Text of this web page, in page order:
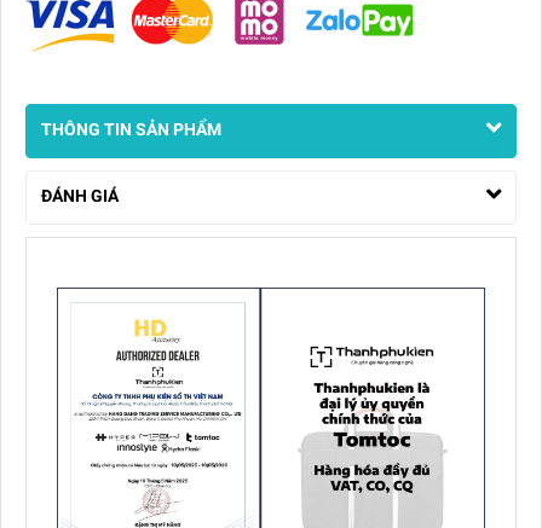
THÔNG TIN SẢN PHẨM
ĐÁNH GIÁ